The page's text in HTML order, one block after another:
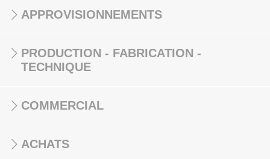
APPROVISIONNEMENTS
PRODUCTION - FABRICATION -
TECHNIQUE
COMMERCIAL
ACHATS